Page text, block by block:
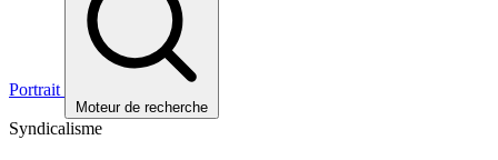
Portrait
Moteur de recherche
Syndicalisme